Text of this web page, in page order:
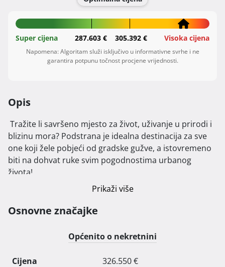
Super cijena 287.603 € 305.392 € Visoka cijena
Napomena: Algoritam služi isključivo u informativne svrhe i ne
garantira potpunu točnost procjene vrijednosti.
Opis
blizinu mora? Podstrana je idealna destinacija za sve
one koji žele pobjeći od gradske gužve, a istovremeno
biti na dohvat ruke svim pogodnostima urbanog
života!
metara od obale, nude modernu arhitekturu i
komforne stanove koje će zadovoljiti i najzahtjevnije
kupce. Lokacija je savršeno smještena u zelenilu, s lako
dostupnim sadržajima poput crkve, škole, jaslica i
prekrasnih plaža. Ovdje možete uživati u mirnom
Prikaži više
Osnovne značajke
Općenito o nekretnini
Cijena 326.550 €